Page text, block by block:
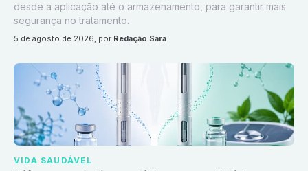
desde a aplicação até o armazenamento, para garantir mais
segurança no tratamento.
5 de agosto de 2026, por Redação Sara
VIDA SAUDÁVEL